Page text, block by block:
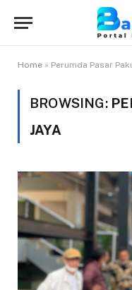
Home » Perumda Pasar
BROWSING:
JAYA